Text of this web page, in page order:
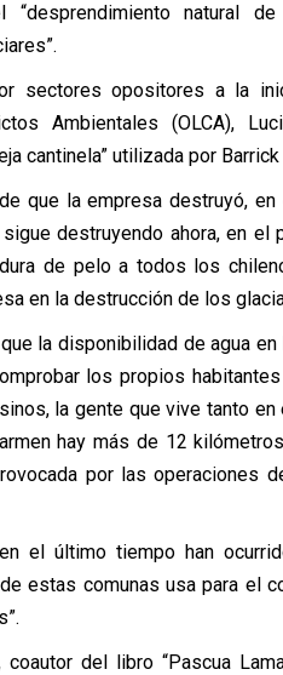
natural
sectores opositores a la
Ambientales (OLCA),
cantinela” utilizada por
que la empresa destruyó,
destruyendo ahora, en el
de pelo a todos los
en la destrucción de los
la disponibilidad de agua
los propios
la gente que vive tanto
hay más de 12
por las operaciones
el último tiempo han
estas comunas usa para el
del libro “Pascua